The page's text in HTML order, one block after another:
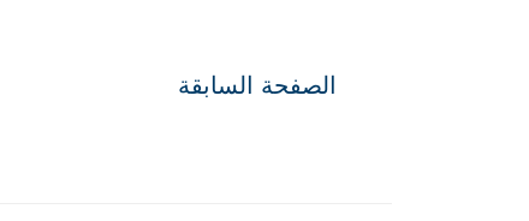
الصفحة السابقة